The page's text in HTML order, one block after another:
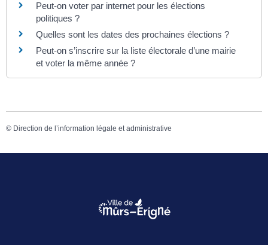
Peut-on voter par internet pour les élections
politiques ?
Quelles sont les dates des prochaines élections ?
Peut-on s’inscrire sur la liste électorale d’une mairie
et voter la même année ?
© Direction de l’information légale et administrative